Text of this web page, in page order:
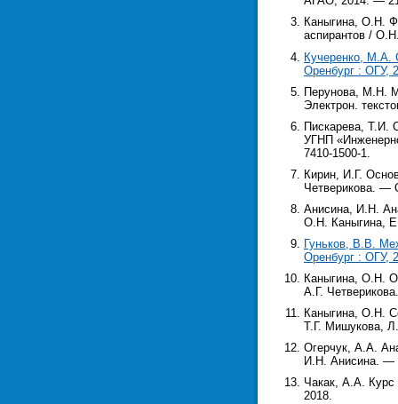
Каныгина, О.Н.
аспирантов /
Кучеренко, М.А.
Оренбург : ОГУ,
Перунова, М.Н.
Электрон.
Пискарева, Т.И.
УГНП
7410-1500-1.
Кирин, И.Г.
Четверикова. —
Анисина, И.Н.
О.Н. Каныгина,
Гуньков, В.В.
Оренбург : ОГУ,
Каныгина, О.Н.
А.Г.
Каныгина, О.Н.
Т.Г. Мишукова,
Огерчук, А.А.
И.Н. Анисина. —
Чакак, А.А. Курс
2018.